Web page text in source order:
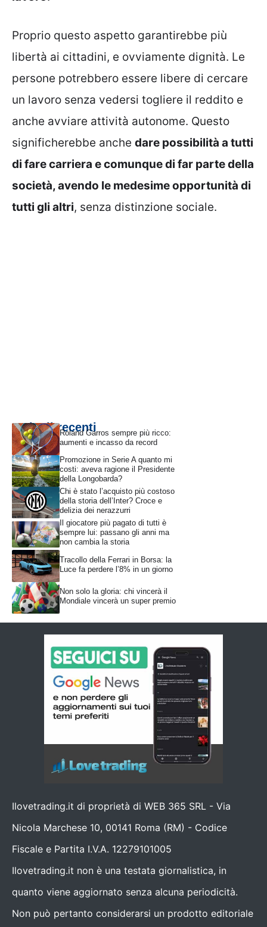
Proprio questo aspetto garantirebbe più
libertà ai cittadini, e ovviamente dignità. Le
persone potrebbero essere libere di cercare
un lavoro senza vedersi togliere il reddito e
anche avviare attività autonome. Questo
significherebbe anche dare possibilità a tutti
di fare carriera e comunque di far parte della
società, avendo le medesime opportunità di
tutti gli altri, senza distinzione sociale.
Articoli recentiRoland Garros sempre più ricco:
aumenti e incasso da record
Promozione in Serie A quanto mi
costi: aveva ragione il Presidente
della Longobarda?
Chi è stato l’acquisto più costoso
della storia dell’Inter? Croce e
delizia dei nerazzurri
Il giocatore più pagato di tutti è
sempre lui: passano gli anni ma
non cambia la storia
Tracollo della Ferrari in Borsa: la
Luce fa perdere l’8% in un giorno
Non solo la gloria: chi vincerà il
Mondiale vincerà un super premio
Ilovetrading.it di proprietà di WEB 365 SRL - Via
Nicola Marchese 10, 00141 Roma (RM) - Codice
Fiscale e Partita I.V.A. 12279101005
Ilovetrading.it non è una testata giornalistica, in
quanto viene aggiornato senza alcuna periodicità.
Non può pertanto considerarsi un prodotto editoriale